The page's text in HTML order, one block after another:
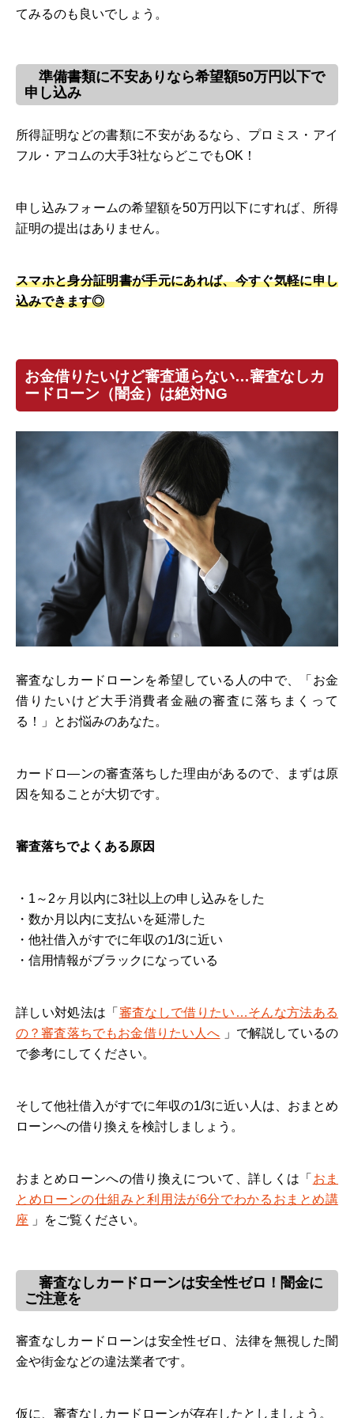
てみるのも良いでしょう。
準備書類に不安ありなら希望額50万円以下で
申し込み
所得証明などの書類に不安があるなら、プロミス・アイ
フル・アコムの大手3社ならどこでもOK！
申し込みフォームの希望額を50万円以下にすれば、所得
証明の提出はありません。
スマホと身分証明書が手元にあれば、今すぐ気軽に申し
込みできます◎
お金借りたいけど審査通らない…審査なしカ
ードローン（闇金）は絶対NG
審査なしカードローンを希望している人の中で、「お金
借りたいけど大手消費者金融の審査に落ちまくって
る！」とお悩みのあなた。
カードロ―ンの審査落ちした理由があるので、まずは原
因を知ることが大切です。
審査落ちでよくある原因
・1～2ヶ月以内に3社以上の申し込みをした
・数か月以内に支払いを延滞した
・他社借入がすでに年収の1/3に近い
・信用情報がブラックになっている
詳しい対処法は「 審査なしで借りたい…そんな方法ある
の？審査落ちでもお金借りたい人へ 」で解説しているの
で参考にしてください。
そして他社借入がすでに年収の1/3に近い人は、おまとめ
ローンへの借り換えを検討しましょう。
おまとめローンへの借り換えについて、詳しくは「 おま
とめローンの仕組みと利用法が6分でわかるおまとめ講
座 」をご覧ください。
審査なしカードローンは安全性ゼロ！闇金に
ご注意を
審査なしカードローンは安全性ゼロ、法律を無視した闇
金や街金などの違法業者です。
仮に、審査なしカードローンが存在したとしましょう。